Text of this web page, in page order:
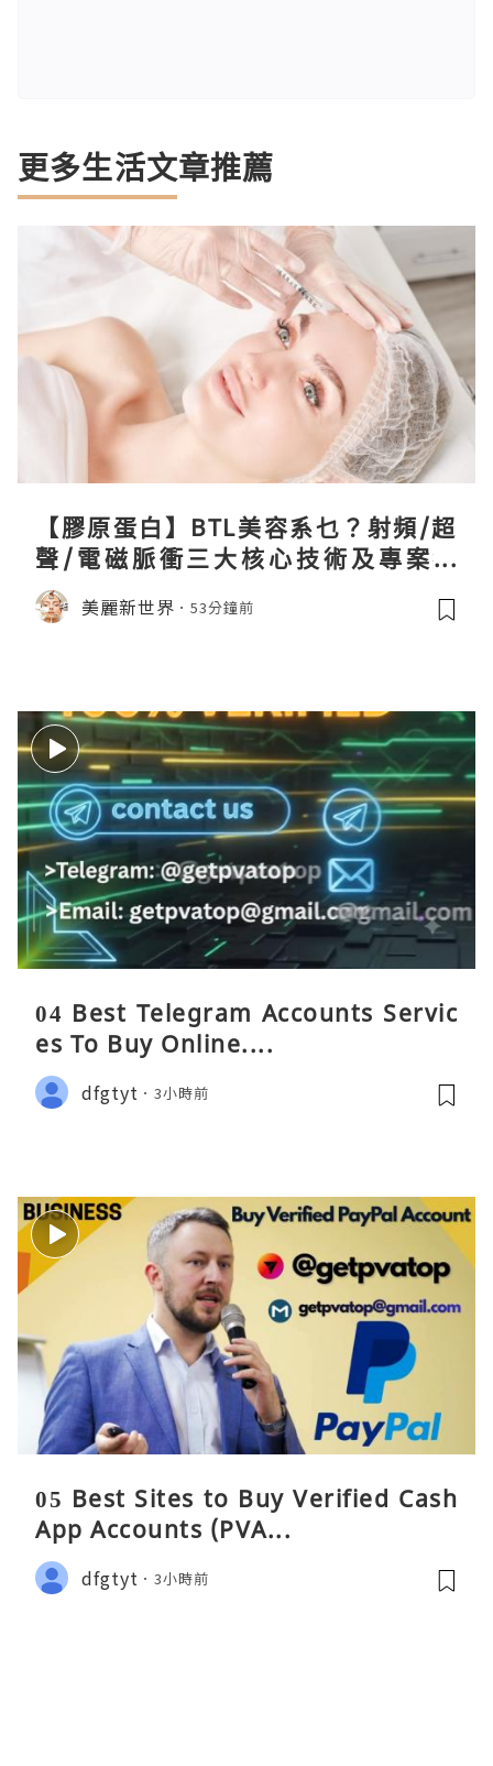
更多生活文章推薦
【膠原蛋白】BTL美容系乜？射頻/超
聲/電磁脈衝三大核心技術及專案盤
點！
美麗新世界 53分鐘前
04 Best Telegram Accounts Servic
es To Buy Online....
dfgtyt 3小時前
05 Best Sites to Buy Verified Cash
App Accounts (PVA...
dfgtyt 3小時前